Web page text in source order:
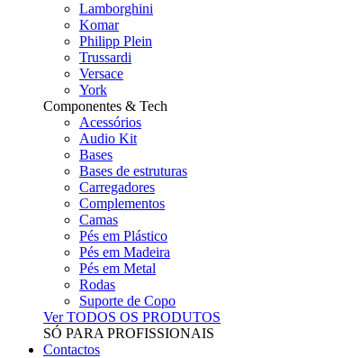
Lamborghini
Komar
Philipp Plein
Trussardi
Versace
York
Componentes & Tech
Acessórios
Audio Kit
Bases
Bases de estruturas
Carregadores
Complementos
Camas
Pés em Plástico
Pés em Madeira
Pés em Metal
Rodas
Suporte de Copo
Ver TODOS OS PRODUTOS
SÓ PARA PROFISSIONAIS
Contactos